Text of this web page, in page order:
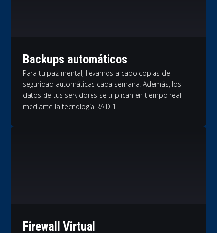
Backups automáticos
Para tu paz mental, llevamos a cabo copias de
seguridad automáticas cada semana. Además, los
datos de tus servidores se triplican en tiempo real
mediante la tecnología RAID 1.
Firewall Virtual